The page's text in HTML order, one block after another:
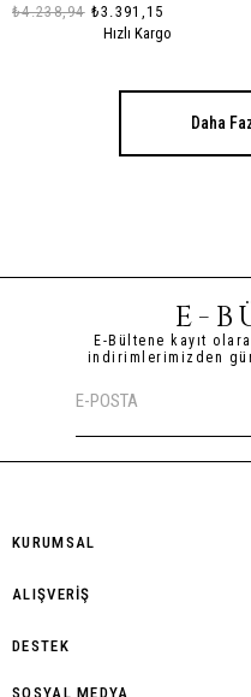
₺3.391,15
₺4.238,94
Hızlı Kargo
Daha
E-
E-Bültene kayıt
indirimlerimizden
KURUMSAL
ALIŞVERİŞ
DESTEK
SOSYAL MEDYA